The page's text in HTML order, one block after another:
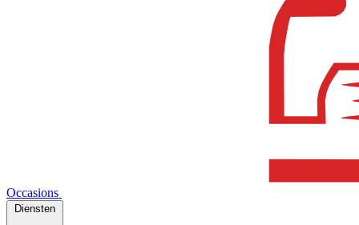
Occasions